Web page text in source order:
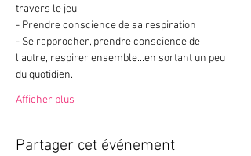
travers le jeu
- Prendre conscience de sa respiration
- Se rapprocher, prendre conscience de
l'autre, respirer ensemble...en sortant un peu
du quotidien.
Afficher plus
Partager cet événement